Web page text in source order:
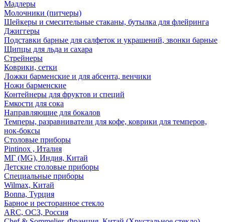
Мадлеры
Молочники (питчеры)
Шейкеры и смесительные стаканы, бутылка для флейринга
Джиггеры
Подставки барные для салфеток и украшений, звонки барные
Щипцы для льда и сахара
Стрейнеры
Коврики, сетки
Ложки барменские и для абсента, венчики
Ножи барменские
Контейнеры для фруктов и специй
Емкости для сока
Направляющие для бокалов
Темперы, разравниватели для кофе, коврики для темперов,
нок-боксы
Столовые приборы
Pintinox , Италия
МГ (MG), Индия, Китай
Детские столовые приборы
Специальные приборы
Wilmax, Китай
Bonna, Турция
Барное и ресторанное стекло
ARC, ОСЗ, Россия